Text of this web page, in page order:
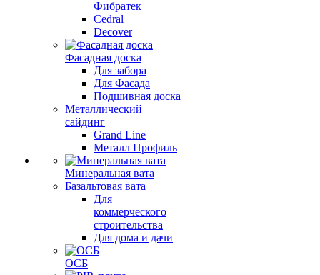
Фибратек
Cedral
Decover
Фасадная доска
Для забора
Для Фасада
Подшивная доска
Металлический
сайдинг
Grand Line
Металл Профиль
Минеральная вата
Базальтовая вата
Для
коммерческого
строительства
Для дома и дачи
ОСБ